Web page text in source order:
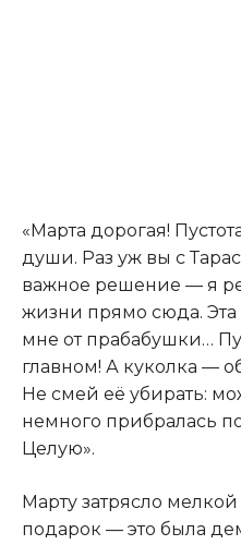
«Марта дорогая!
души. Раз уж вы с
важное решение — я
жизни прямо сюда. Эта
мне от прабабушки…
главном! А куколка —
Не смей её убирать:
немного прибралась
Целую».
Марту затрясло
подарок — это была